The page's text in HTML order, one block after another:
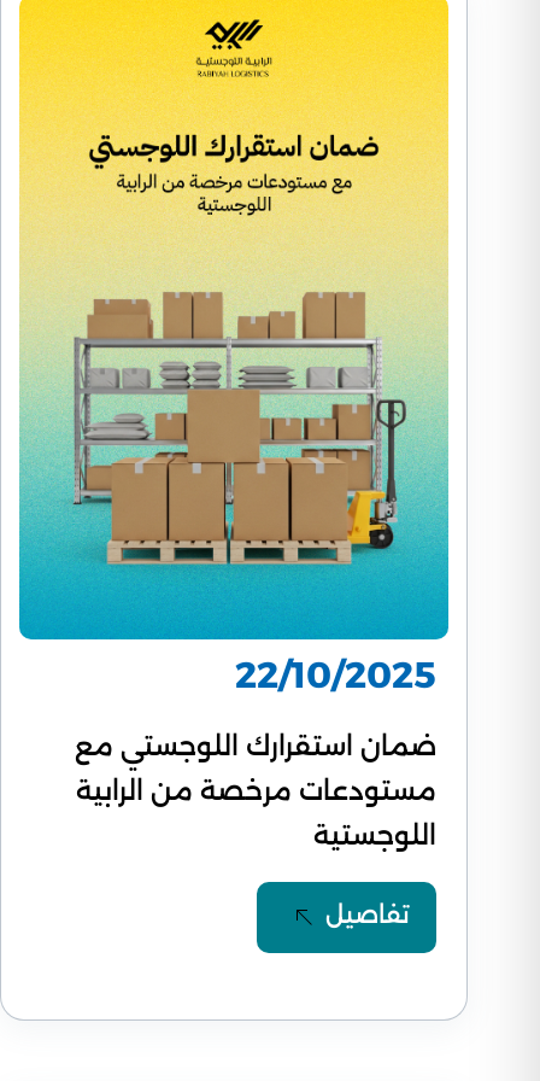
22/10/2025
ضمان استقرارك اللوجستي مع
مستودعات مرخصة من الرابية
اللوجستية
تفاصيل